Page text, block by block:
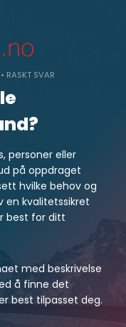
RASKT SVAR
personer eller
på oppdraget
hvilke behov og
en kvalitetssikret
best for ditt
med beskrivelse
å finne det
best tilpasset deg.